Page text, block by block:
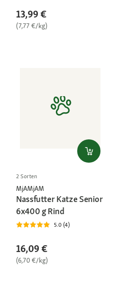
13,99 €
(7,77 €/kg)
2 Sorten
MjAMjAM
Nassfutter Katze Senior
6x400 g Rind
5.0 (4)
16,09 €
(6,70 €/kg)